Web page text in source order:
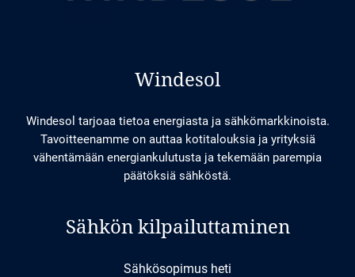
Windesol
Windesol tarjoaa tietoa energiasta ja sähkömarkkinoista.
Tavoitteenamme on auttaa kotitalouksia ja yrityksiä
vähentämään energiankulutusta ja tekemään parempia
päätöksiä sähköstä.
Sähkön kilpailuttaminen
Sähkösopimus heti